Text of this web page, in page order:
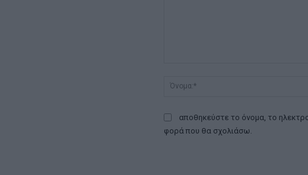
αποθηκεύστε το όνομα, το
φορά που θα σχολιάσω.